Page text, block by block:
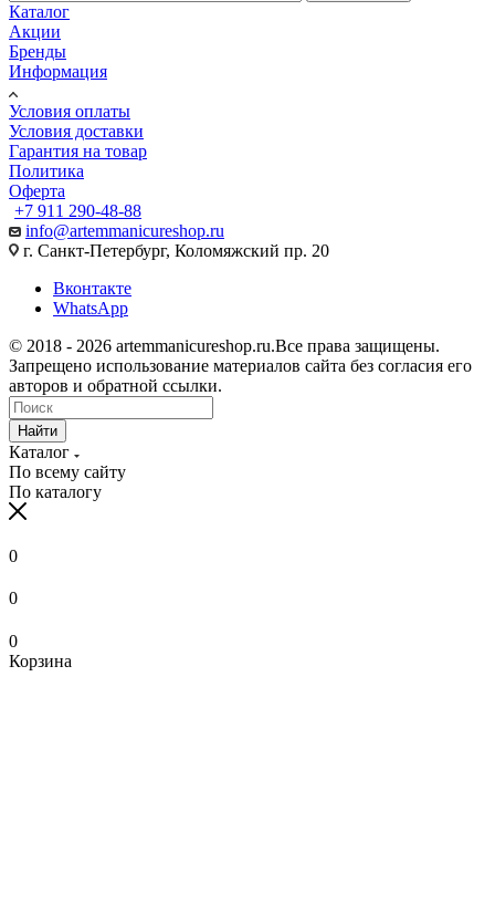
Каталог
Акции
Бренды
Информация
Условия оплаты
Условия доставки
Гарантия на товар
Политика
Оферта
+7 911 290-48-88
info@artemmanicureshop.ru
г. Санкт-Петербург, Коломяжский пр. 20
Вконтакте
WhatsApp
© 2018 - 2026 artemmanicureshop.ru.Все права защищены.
Запрещено использование материалов сайта без согласия его
авторов и обратной ссылки.
Найти
Каталог
По всему сайту
По каталогу
0
0
0
Корзина